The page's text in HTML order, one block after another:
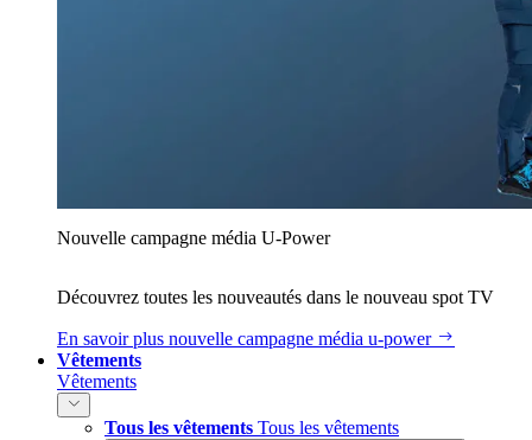
Nouvelle campagne média U‑Power
Découvrez toutes les nouveautés dans le nouveau spot TV
En savoir plus nouvelle campagne média u‑power
Vêtements
Vêtements
Tous les vêtements Tous les vêtements